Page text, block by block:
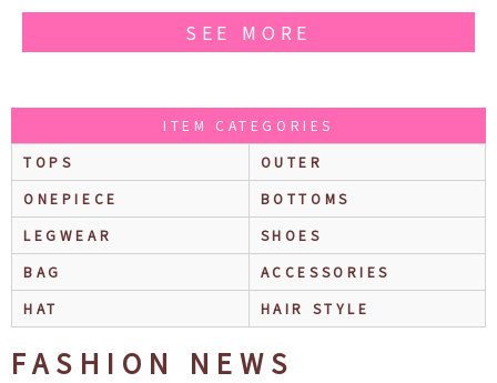
SEE MORE
ITEM CATEGORIES
TOPS
OUTER
ONEPIECE
BOTTOMS
LEGWEAR
SHOES
BAG
ACCESSORIES
HAT
HAIR STYLE
FASHION NEWS